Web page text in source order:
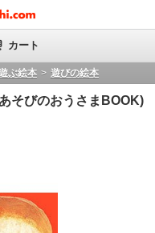
カート
ぶ絵本 > 遊びの絵本
そびのおうさまBOOK)